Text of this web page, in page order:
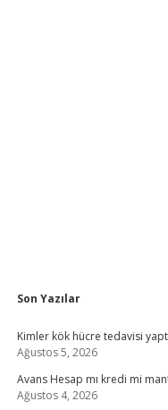
Sidebar
Son Yazılar
Kimler kök hücre tedavisi
Ağustos 5, 2026
Avans Hesap mı kredi mi
Ağustos 4, 2026